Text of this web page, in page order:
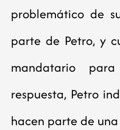
problemático de
parte de Petro, y
mandatario
respuesta, Petro
hacen parte de